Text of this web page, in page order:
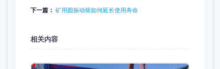
下一篇： 矿用圆振动筛如何延长使用寿命
相关内容